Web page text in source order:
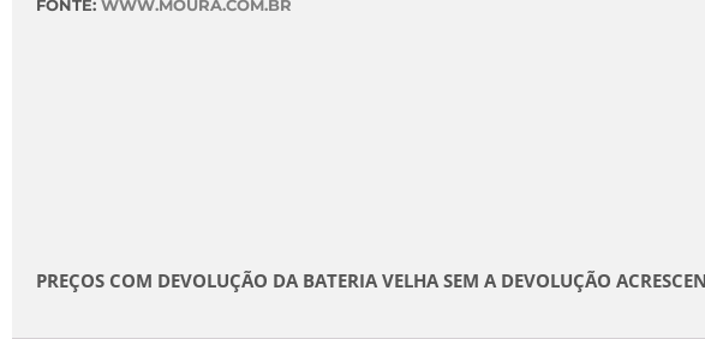
FONTE: WWW.MOURA.COM.BR
PREÇOS COM DEVOLUÇÃO DA BATERIA VELHA SEM A DEVOLUÇÃO